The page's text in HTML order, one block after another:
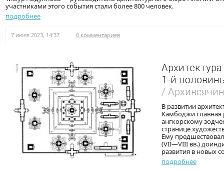
участниками этого события стали более 800 человек.
подробнее
7 июля 2023, 14:37 0 комментариев
1-й
/
В развитии
Камбоджи
ангкорскому
странице
Ему
(VII—VIII вв.)
развития в новых
подробнее